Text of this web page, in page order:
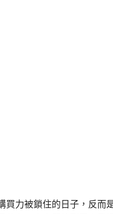
買力被鎖住的日子，反而